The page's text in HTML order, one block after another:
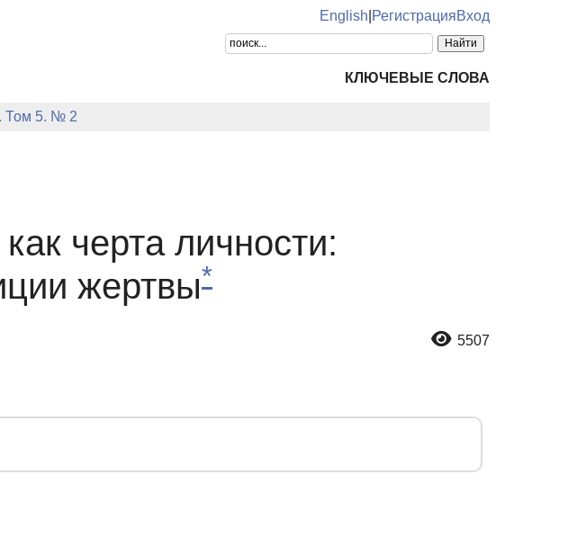
English РегистрацияВход
КЛЮЧЕВЫЕ СЛОВА
Том 5. № 2
черта личности:
жертвы*
5507